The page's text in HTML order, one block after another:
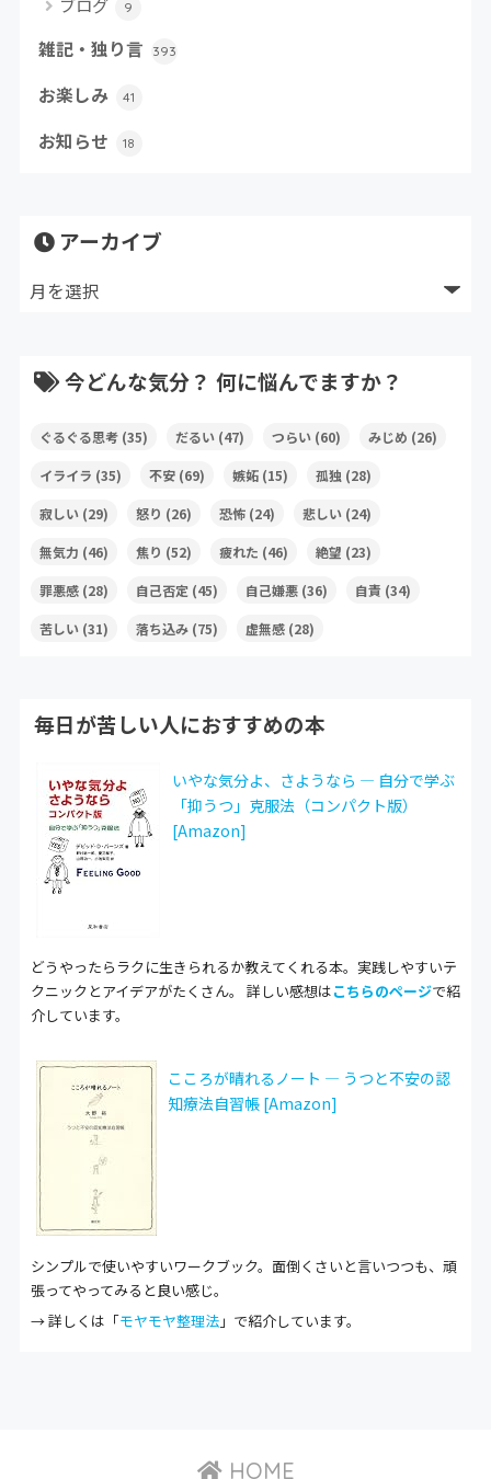
ブログ 9
雑記・独り言 393
お楽しみ 41
お知らせ 18
アーカイブ
今どんな気分？ 何に悩んでますか？
ぐるぐる思考(35) だるい(47) つらい(60) みじめ (26)
イライラ (35) 不安(69) 嫉妬(15) 孤独 (28)
寂しい(29) 怒り (26) 恐怖(24) 悲しい(24)
無気力 (46) 焦り (52) 疲れた (46) 絶望 (23)
罪悪感(28) 自己否定 (45) 自己嫌悪(36) 自責 (34)
苦しい(31) 落ち込み(75) 虚無感(28)
毎日が苦しい人におすすめの本
いやな気分よ、さようなら ― 自分で学ぶ
「抑うつ」克服法（コンパクト版）
[Amazon]
どうやったらラクに生きられるか教えてくれる本。実践しやすいテ
クニックとアイデアがたくさん。 詳しい感想はこちらのページで紹
介しています。
こころが晴れるノート ― うつと不安の認
知療法自習帳 [Amazon]
シンプルで使いやすいワークブック。面倒くさいと言いつつも、頑
張ってやってみると良い感じ。
→ 詳しくは「モヤモヤ整理法」で紹介しています。
HOME